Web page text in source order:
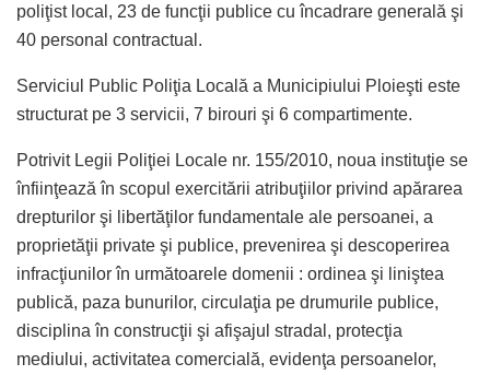
poliţist local, 23 de funcţii publice cu încadrare generală şi
40 personal contractual.
Serviciul Public Poliţia Locală a Municipiului Ploieşti este
structurat pe 3 servicii, 7 birouri şi 6 compartimente.
Potrivit Legii Poliţiei Locale nr. 155/2010, noua instituţie se
înfiinţează în scopul exercitării atribuţiilor privind apărarea
drepturilor şi libertăţilor fundamentale ale persoanei, a
proprietăţii private şi publice, prevenirea şi descoperirea
infracţiunilor în următoarele domenii : ordinea şi liniştea
publică, paza bunurilor, circulaţia pe drumurile publice,
disciplina în construcţii şi afişajul stradal, protecţia
mediului, activitatea comercială, evidenţa persoanelor,